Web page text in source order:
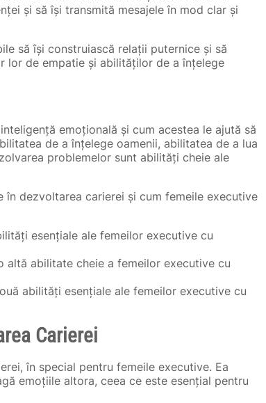
și să își transmită mesajele în mod clar și
să își construiască relații puternice și să
de empatie și abilităților de a înțelege
emoțională și cum acestea le ajută să
de a înțelege oamenii, abilitatea de a lua
problemelor sunt abilități cheie ale
dezvoltarea carierei și cum femeile executive
esențiale ale femeilor executive cu
altă abilitate cheie a femeilor executive cu
abilități esențiale ale femeilor executive cu
Carierei
în special pentru femeile executive. Ea
emoțiile altora, ceea ce este esențial pentru